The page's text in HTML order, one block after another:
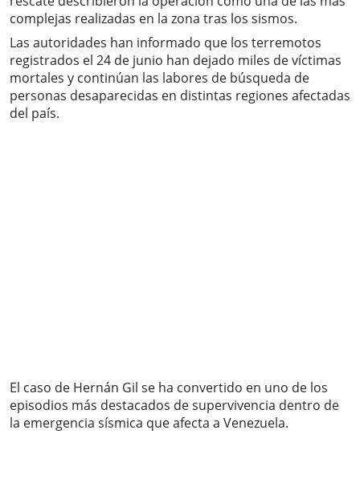
complejas realizadas en la zona tras los sismos.
Las autoridades han informado que los terremotos
registrados el 24 de junio han dejado miles de víctimas
mortales y continúan las labores de búsqueda de
personas desaparecidas en distintas regiones afectadas
del país.
El caso de Hernán Gil se ha convertido en uno de los
episodios más destacados de supervivencia dentro de
la emergencia sísmica que afecta a Venezuela.